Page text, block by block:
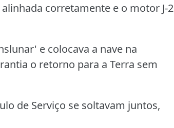
corretamente e o motor J-2
e colocava a nave na
o retorno para a Terra sem
de Serviço se soltavam juntos,